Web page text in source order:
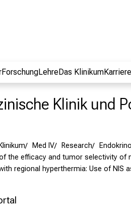
ForschungLehreDas KlinikumKarriere
Klinik und
Med IV Research
the efficacy and tumor selectivity of
regional hyperthermia: Use of NIS